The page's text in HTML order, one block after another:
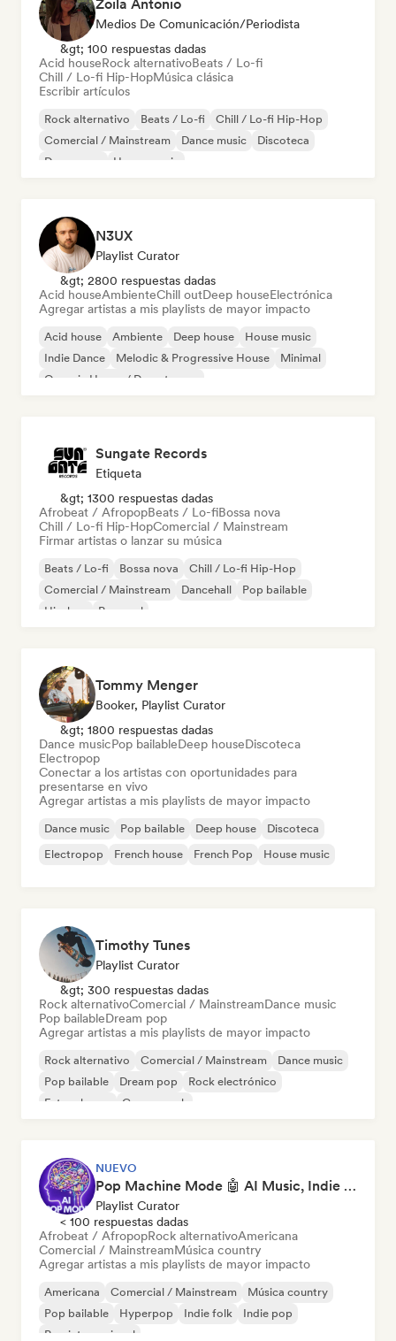
Zoila Antonio
Medios De Comunicación/Periodista
&gt; 100 respuestas dadas
Acid houseRock alternativoBeats / Lo-fi
Chill / Lo-fi Hip-HopMúsica clásica
Escribir artículos
Rock alternativo Beats / Lo-fi
Chill / Lo-fi Hip-Hop
Comercial / Mainstream
Dance music
Discoteca
Dream pop
House music
N3UX
Playlist Curator
&gt; 2800 respuestas dadas
Acid houseAmbienteChill outDeep houseElectrónica
Agregar artistas a mis playlists de mayor impacto
Acid house Ambiente Deep house
House music
Indie Dance
Melodic & Progressive House
Minimal
Organic House / Downtempo
Sungate Records
Etiqueta
&gt; 1300 respuestas dadas
Afrobeat / AfropopBeats / Lo-fiBossa nova
Chill / Lo-fi Hip-HopComercial / Mainstream
Firmar artistas o lanzar su música
Beats / Lo-fi Bossa nova
Chill / Lo-fi Hip-Hop
Comercial / Mainstream
Dancehall
Pop bailable
Hip-hop
Pop soul
Tommy Menger
Booker, Playlist Curator
&gt; 1800 respuestas dadas
Dance musicPop bailableDeep houseDiscoteca
Electropop
Conectar a los artistas con oportunidades para
presentarse en vivo
Agregar artistas a mis playlists de mayor impacto
Dance music Pop bailable Deep house
Discoteca
Electropop
French house French Pop House music
Timothy Tunes
Playlist Curator
&gt; 300 respuestas dadas
Rock alternativoComercial / MainstreamDance music
Pop bailableDream pop
Agregar artistas a mis playlists de mayor impacto
Rock alternativo Comercial / Mainstream
Dance music
Pop bailable
Dream pop
Rock electrónico
Future house
Garage rock
NUEVO
Pop Machine Mode 🤖 AI Music, Indie Pop & Dream Pop
Playlist Curator
< 100 respuestas dadas
Afrobeat / AfropopRock alternativoAmericana
Comercial / MainstreamMúsica country
Agregar artistas a mis playlists de mayor impacto
Americana Comercial / Mainstream
Música country
Pop bailable
Hyperpop Indie folk
Indie pop
Pop internacional